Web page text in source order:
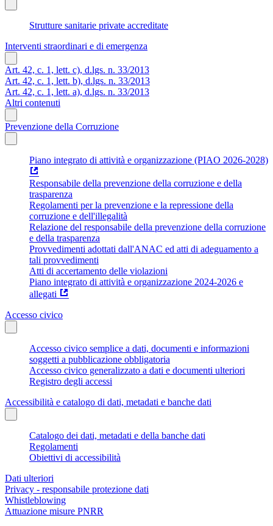
Strutture sanitarie private accreditate
Interventi straordinari e di emergenza
Art. 42, c. 1, lett. c), d.lgs. n. 33/2013
Art. 42, c. 1, lett. b), d.lgs. n. 33/2013
Art. 42, c. 1, lett. a), d.lgs. n. 33/2013
Altri contenuti
Prevenzione della Corruzione
Piano integrato di attività e organizzazione (PIAO 2026-2028)
Responsabile della prevenzione della corruzione e della
trasparenza
Regolamenti per la prevenzione e la repressione della
corruzione e dell'illegalità
Relazione del responsabile della prevenzione della corruzione
e della trasparenza
Provvedimenti adottati dall'ANAC ed atti di adeguamento a
tali provvedimenti
Atti di accertamento delle violazioni
Piano integrato di attività e organizzazione 2024-2026 e
allegati
Accesso civico
Accesso civico semplice a dati, documenti e informazioni
soggetti a pubblicazione obbligatoria
Accesso civico generalizzato a dati e documenti ulteriori
Registro degli accessi
Accessibilità e catalogo di dati, metadati e banche dati
Catalogo dei dati, metadati e della banche dati
Regolamenti
Obiettivi di accessibilità
Dati ulteriori
Privacy - responsabile protezione dati
Whistleblowing
Attuazione misure PNRR